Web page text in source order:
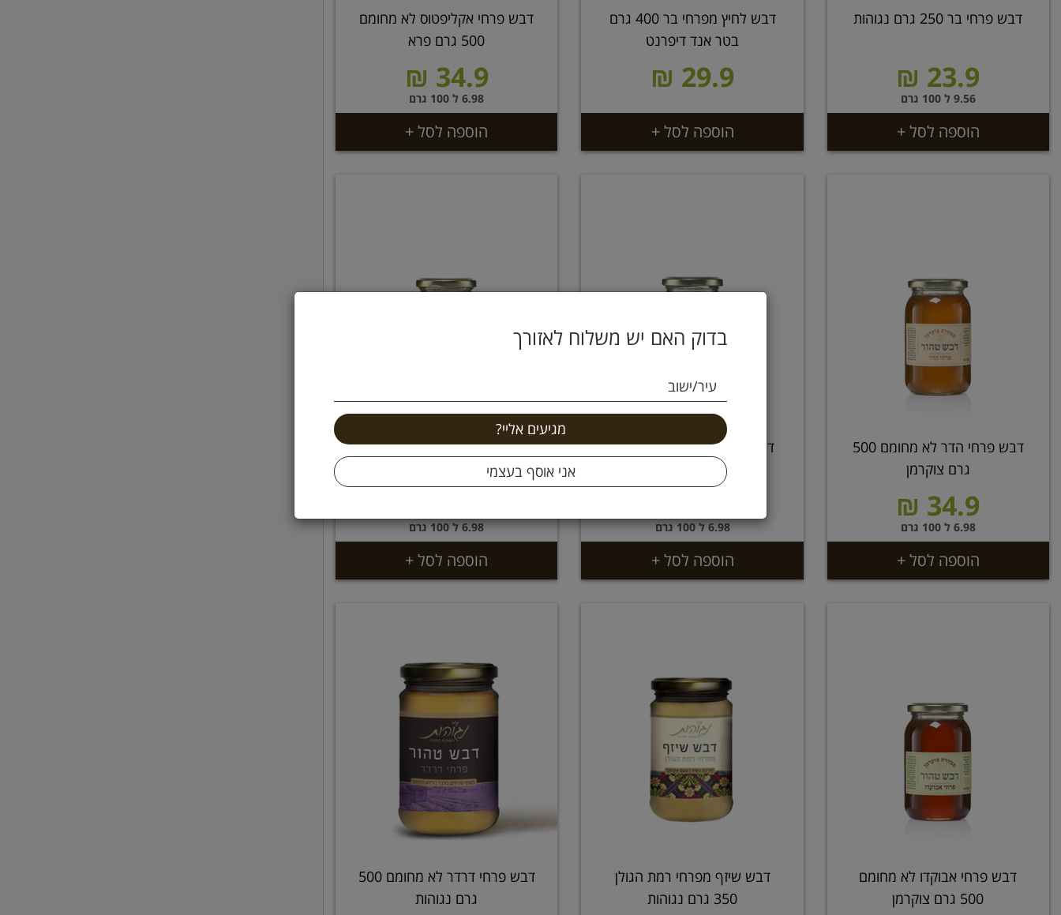
בדוק האם יש משלוח לאזורך
עיר/ישוב
דבש פרחי בר 250 גרם נגוהות
23.9 ₪
9.56 ל 100 גרם
הוספה לסל +
דבש לחיץ מפרחי בר 400 גרם
בטר אנד דיפרנט
29.9 ₪
הוספה לסל +
דבש פרחי אקליפטוס לא מחומם
500 גרם פרא
34.9 ₪
6.98 ל 100 גרם
הוספה לסל +
דבש פרחי הדר לא מחומם 500
גרם צוקרמן
34.9 ₪
6.98 ל 100 גרם
הוספה לסל +
דבש פרחי בר לא מחומם 500
גרם צוקרמן
6.98 ל 100 גרם
הוספה לסל +
דבש פרחי אקליפטוס לא מחומם
500 גרם צוקרמן
6.98 ל 100 גרם
הוספה לסל +
דבש פרחי אבוקדו לא מחומם
500 גרם צוקרמן
דבש שיזף מפרחי רמת הגולן
350 גרם נגוהות
דבש פרחי דרדר לא מחומם 500
גרם נגוהות